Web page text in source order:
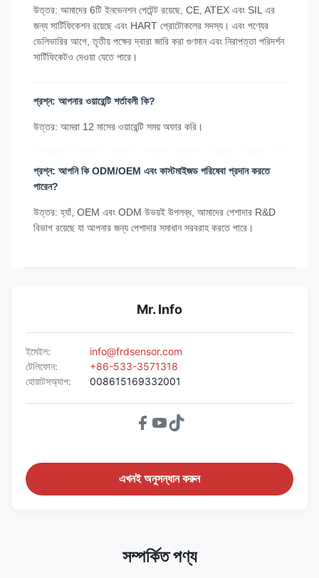
উত্তর: আমাদের 6টি ইনভেনশন পেটেন্ট রয়েছে, CE, ATEX এবং SIL এর
জন্য সার্টিফিকেশন রয়েছে এবং HART প্রোটোকলের সদস্য। এবং পণ্যের
ডেলিভারির আগে, তৃতীয় পক্ষের দ্বারা জারি করা গুণমান এবং নিরাপত্তা পরিদর্শন
সার্টিফিকেটও দেওয়া যেতে পারে।
প্রশ্ন: আপনার ওয়ারেন্টি শর্তাবলী কি?
উত্তর: আমরা 12 মাসের ওয়ারেন্টি সময় অফার করি।
প্রশ্ন: আপনি কি ODM/OEM এবং কাস্টমাইজড পরিষেবা প্রদান করতে
পারেন?
উত্তর: হ্যাঁ, OEM এবং ODM উভয়ই উপলব্ধ, আমাদের পেশাদার R&D
বিভাগ রয়েছে যা আপনার জন্য পেশাদার সমাধান সরবরাহ করতে পারে।
Mr. Info
ইমেইল:
info@frdsensor.com
টেলিফোন:
+86-533-3571318
হোয়াটসঅ্যাপ:
008615169332001
এখনই অনুসন্ধান করুন
সম্পর্কিত পণ্য